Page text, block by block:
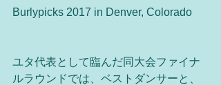
​Burlypicks 2017 in Denver, Colorado
ユタ代表として臨んだ同大会ファイナ
ルラウンドでは、ベストダンサーと、